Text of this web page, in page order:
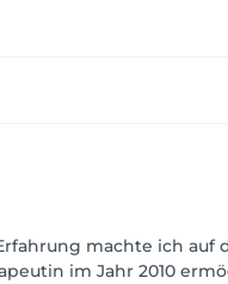
machte ich auf
im Jahr 2010